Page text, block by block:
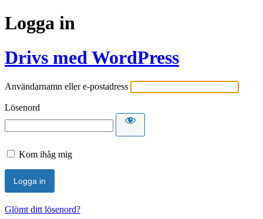
Logga in
Drivs med WordPress
Användarnamn eller e-postadress
Lösenord
Kom ihåg mig
Glömt ditt lösenord?